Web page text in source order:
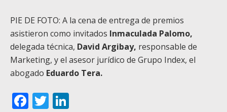
PIE DE FOTO: A la cena de entrega de premios
asistieron como invitados Inmaculada Palomo,
delegada técnica, David Argibay, responsable de
Marketing, y el asesor jurídico de Grupo Index, el
abogado Eduardo Tera.
Facebook
Twitter